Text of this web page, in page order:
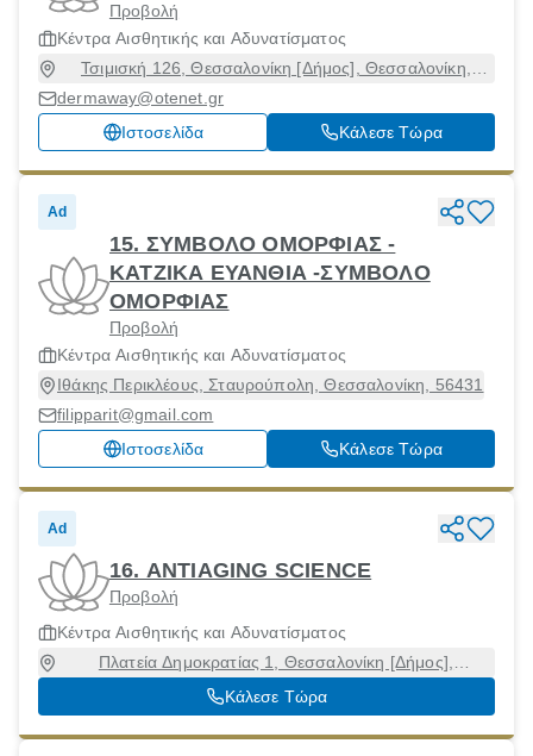
Προβολή
Κέντρα Αισθητικής και Αδυνατίσματος
Τσιμισκή 126, Θεσσαλονίκη [Δήμος], Θεσσαλονίκη,
dermaway@otenet.gr
Ιστοσελίδα
Κάλεσε Τώρα
Ad
15. ΣΥΜΒΟΛΟ ΟΜΟΡΦΙΑΣ -
ΚΑΤΖΙΚΑ ΕΥΑΝΘΙΑ -ΣΥΜΒΟΛΟ
ΟΜΟΡΦΙΑΣ
Προβολή
Κέντρα Αισθητικής και Αδυνατίσματος
Ιθάκης Περικλέους, Σταυρούπολη, Θεσσαλονίκη, 56431
filipparit@gmail.com
Ιστοσελίδα
Κάλεσε Τώρα
Ad
16. ANTIAGING SCIENCE
Προβολή
Κέντρα Αισθητικής και Αδυνατίσματος
Πλατεία Δημοκρατίας 1, Θεσσαλονίκη [Δήμος],
Θεσσαλονίκη, 54630
Κάλεσε Τώρα